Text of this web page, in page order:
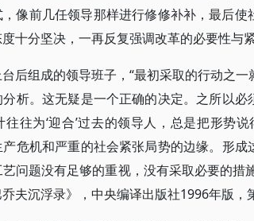
像前几任领导那样进行修修补补，最后使
十分坚决，一再反复强调改革的必要性与紧
后组成的领导班子，“最初采取的行动之
析。这无疑是一个正确的决定。之所以
往为‘迎合’过去的领导人，总是把形势
危机和严重的社会紧张局势的边缘。形
问题没有足够的重视，没有采取必要的措
夫沉浮录》，中央编译出版社1996年版，